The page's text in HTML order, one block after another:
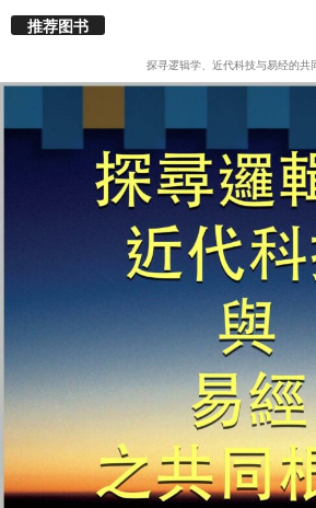
推荐图书
探寻逻辑学、近代科技与易经的共